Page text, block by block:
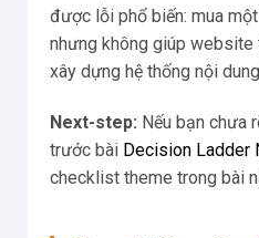
được lỗi phổ biến: mua
nhưng không giúp website
xây dựng hệ thống nội
Next-step: Nếu bạn chưa
trước bài Decision Ladder
checklist theme trong bài